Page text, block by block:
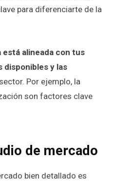
para diferenciarte de la
está alineada con tus
y las
Por ejemplo, la
son factores clave
de mercado
bien detallado es